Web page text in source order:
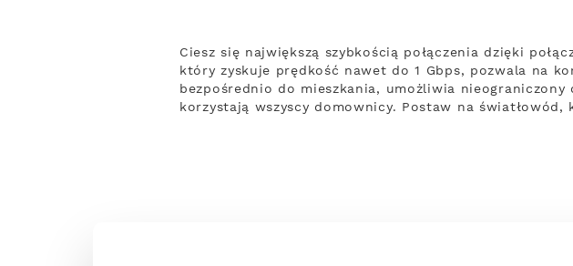
Ciesz się największą szybkością połączenia dzięki
który zyskuje prędkość nawet do 1 Gbps, pozwala na
bezpośrednio do mieszkania, umożliwia
korzystają wszyscy domownicy. Postaw na